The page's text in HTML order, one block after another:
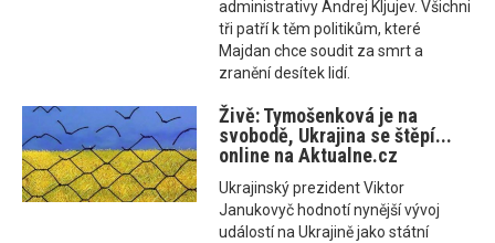
administrativy Andrej Kljujev. Všichni
tři patří k těm politikům, které
Majdan chce soudit za smrt a
zranění desítek lidí.
Živě: Tymošenková je na
svobodě, Ukrajina se štěpí...
online na Aktualne.cz
Ukrajinský prezident Viktor
Janukovyč hodnotí nynější vývoj
událostí na Ukrajině jako státní